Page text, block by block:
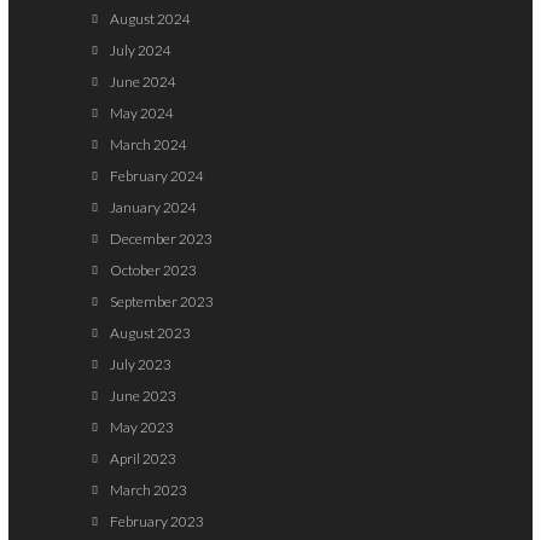
August 2024
July 2024
June 2024
May 2024
March 2024
February 2024
January 2024
December 2023
October 2023
September 2023
August 2023
July 2023
June 2023
May 2023
April 2023
March 2023
February 2023